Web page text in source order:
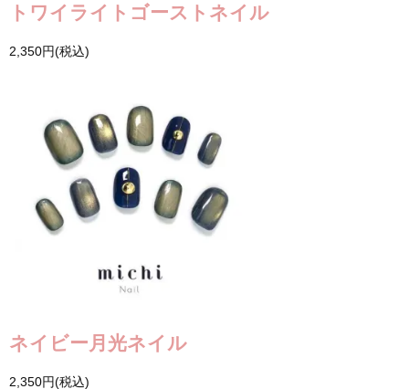
トワイライトゴーストネイル
2,350円(税込)
ネイビー月光ネイル
2,350円(税込)